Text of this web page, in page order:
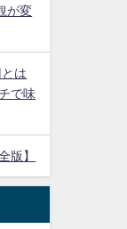
が変
は
で味
版】